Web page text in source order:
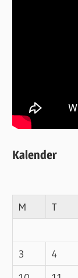
Kalender
M
T
3
4